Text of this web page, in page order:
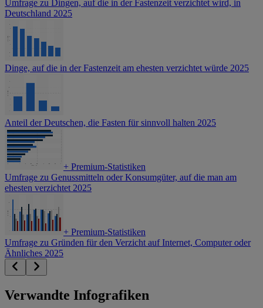
Umfrage zu Dingen, auf die in der Fastenzeit verzichtet wird, in
Deutschland 2025
Dinge, auf die in der Fastenzeit am ehesten verzichtet würde 2025
Anteil der Deutschen, die Fasten für sinnvoll halten 2025
+ Premium-Statistiken
Umfrage zu Genussmitteln oder Konsumgüter, auf die man am
ehesten verzichtet 2025
+ Premium-Statistiken
Umfrage zu Gründen für den Verzicht auf Internet, Computer oder
Ähnliches 2025
Verwandte Infografiken